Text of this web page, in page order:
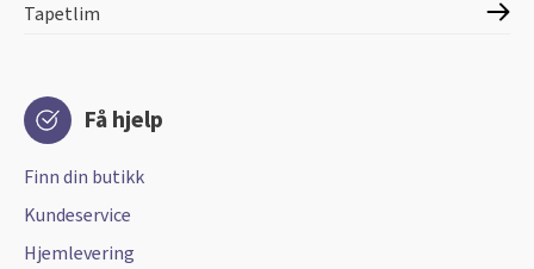
Tapetlim
Få hjelp
Finn din butikk
Kundeservice
Hjemlevering